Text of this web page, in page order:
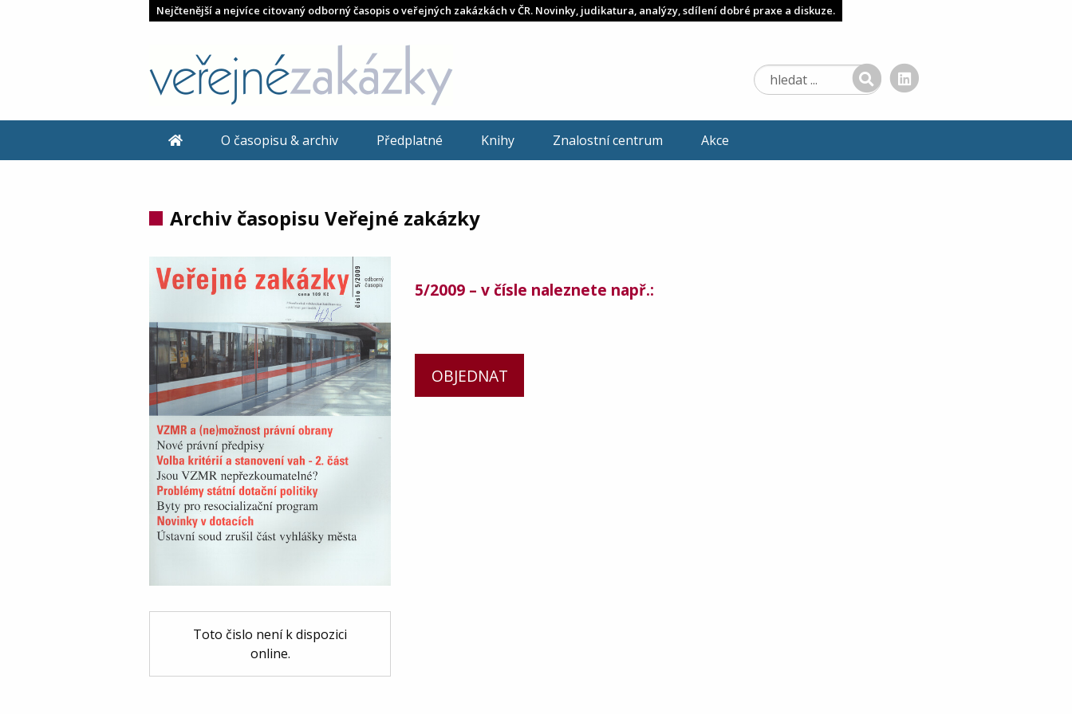
Nejčtenější a nejvíce citovaný odborný časopis o veřejných zakázkách v ČR. Novinky, judikatura, analýzy, sdílení dobré praxe a diskuze.
O časopisu & archiv Předplatné Knihy Znalostní centrum Akce
Archiv časopisu Veřejné zakázky
Toto čislo není k dispozici
online.
5/2009 – v čísle naleznete např.:
OBJEDNAT